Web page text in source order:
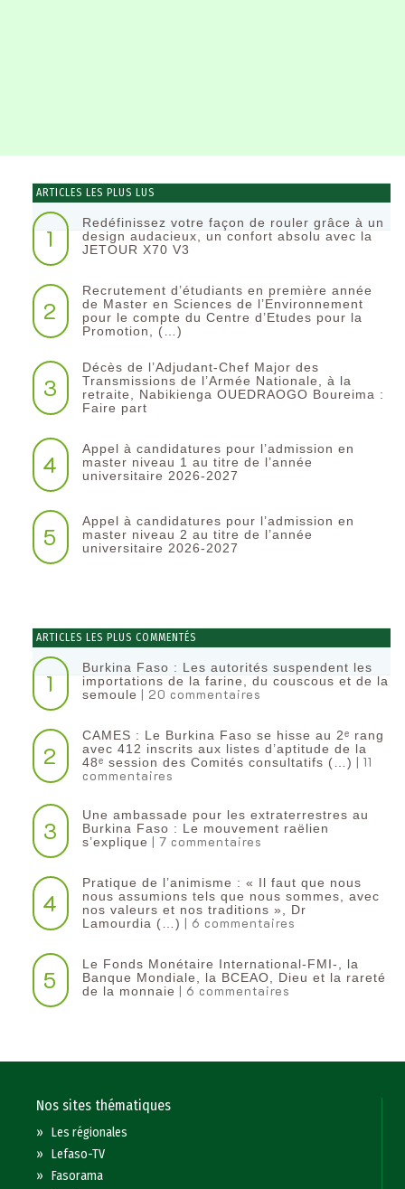
ARTICLES LES PLUS LUS
1
Redéfinissez votre façon de rouler grâce à un
design audacieux, un confort absolu avec la
JETOUR X70 V3
2
Recrutement d’étudiants en première année
de Master en Sciences de l’Environnement
pour le compte du Centre d’Etudes pour la
Promotion, (…)
3
Décès de l’Adjudant-Chef Major des
Transmissions de l’Armée Nationale, à la
retraite, Nabikienga OUEDRAOGO Boureima :
Faire part
4
Appel à candidatures pour l’admission en
master niveau 1 au titre de l’année
universitaire 2026-2027
5
Appel à candidatures pour l’admission en
master niveau 2 au titre de l’année
universitaire 2026-2027
ARTICLES LES PLUS COMMENTÉS
1
Burkina Faso : Les autorités suspendent les
importations de la farine, du couscous et de la
semoule | 20 commentaires
2
CAMES : Le Burkina Faso se hisse au 2ᵉ rang
avec 412 inscrits aux listes d’aptitude de la
48ᵉ session des Comités consultatifs (…) | 11
commentaires
3
Une ambassade pour les extraterrestres au
Burkina Faso : Le mouvement raëlien
s’explique | 7 commentaires
4
Pratique de l’animisme : « Il faut que nous
nous assumions tels que nous sommes, avec
nos valeurs et nos traditions », Dr
Lamourdia (…) | 6 commentaires
5
Le Fonds Monétaire International-FMI-, la
Banque Mondiale, la BCEAO, Dieu et la rareté
de la monnaie | 6 commentaires
Nos sites thématiques
»Les régionales
»Lefaso-TV
»Fasorama